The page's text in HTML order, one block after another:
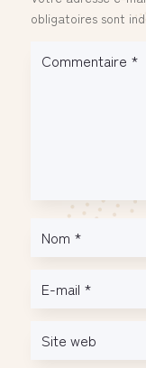
obligatoires sont